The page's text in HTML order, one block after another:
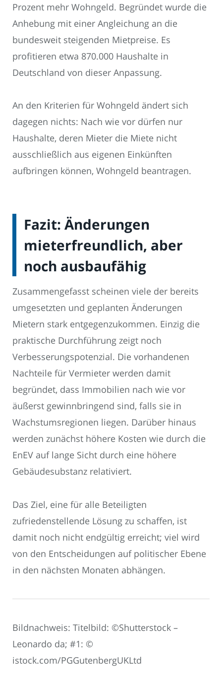
Prozent mehr Wohngeld. Begründet wurde die
Anhebung mit einer Angleichung an die
bundesweit steigenden Mietpreise. Es
profitieren etwa 870.000 Haushalte in
Deutschland von dieser Anpassung.
An den Kriterien für Wohngeld ändert sich
dagegen nichts: Nach wie vor dürfen nur
Haushalte, deren Mieter die Miete nicht
ausschließlich aus eigenen Einkünften
aufbringen können, Wohngeld beantragen.
Fazit: Änderungen
mieterfreundlich, aber
noch ausbaufähig
Zusammengefasst scheinen viele der bereits
umgesetzten und geplanten Änderungen
Mietern stark entgegenzukommen. Einzig die
praktische Durchführung zeigt noch
Verbesserungspotenzial. Die vorhandenen
Nachteile für Vermieter werden damit
begründet, dass Immobilien nach wie vor
äußerst gewinnbringend sind, falls sie in
Wachstumsregionen liegen. Darüber hinaus
werden zunächst höhere Kosten wie durch die
EnEV auf lange Sicht durch eine höhere
Gebäudesubstanz relativiert.
Das Ziel, eine für alle Beteiligten
zufriedenstellende Lösung zu schaffen, ist
damit noch nicht endgültig erreicht; viel wird
von den Entscheidungen auf politischer Ebene
in den nächsten Monaten abhängen.
Bildnachweis: Titelbild: ©Shutterstock –
Leonardo da; #1: ©
istock.com/PGGutenbergUKLtd